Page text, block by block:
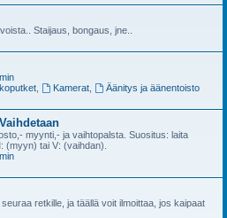
Staijaus, bongaus, jne..
, Kamerat,
Äänitys ja äänentoisto
myynti,- ja vaihtopalsta. Suositus: laita
(myyn) tai V: (vaihdan).
retkille, ja täällä voit ilmoittaa, jos kaipaat